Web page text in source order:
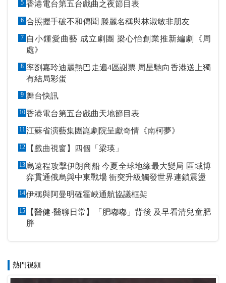
5 香港電台第五台戲曲之夜節目表
6 合照握手破不和傳聞 滕麗名稱與林淑敏非朋友
7 自小鍾愛曲藝 成立劇團 梁心怡創業推新編劇《周
處》
8 率劉嘉玲迪麗熱巴走遍4區謝票 周星馳向香港送上獨
有結局彩蛋
9 舞台快訊
10香港電台第五台戲曲天地節目表
11江蘇省演藝集團崑劇院呈獻奇情《南柯夢》
12 【戲曲視窗】四個「梁瑛」
13 烏遠程攻擊伊朗商船 今夏全球地緣最大變局 區域博
弈貫通俄烏與中東戰場 衝突升級觸發世界連鎖震盪
14伊稱與阿曼明確霍峽通航協議框架
15
【醫健·醫聊日常】「肥嘟嘟」背後 及早看清兒童肥
胖
熱門視頻